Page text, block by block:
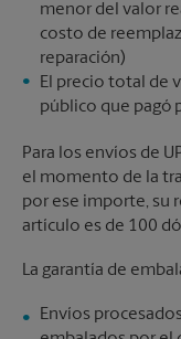
menor del valor
costo de
reparación)
El precio total de
público que pagó
Para los envíos de
el momento de la
por ese importe, su
artículo es de 100
La garantía de
Envíos